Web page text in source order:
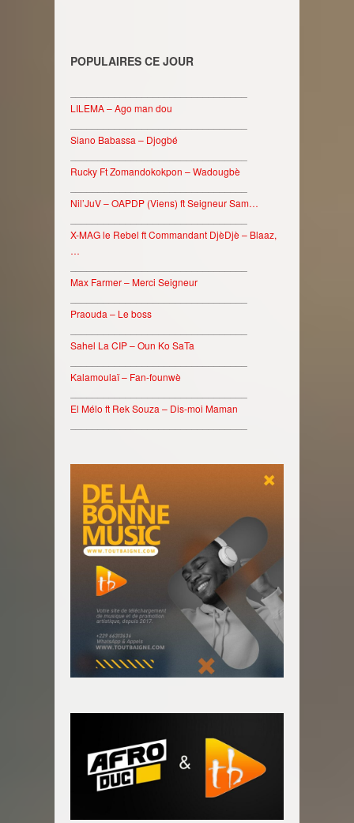
POPULAIRES CE JOUR
LILEMA – Ago man dou
Siano Babassa – Djogbé
Rucky Ft Zomandokokpon – Wadougbè
Nil’JuV – OAPDP (Viens) ft Seigneur Sam…
X-MAG le Rebel ft Commandant DjèDjè – Blaaz,
…
Max Farmer – Merci Seigneur
Praouda – Le boss
Sahel La CIP – Oun Ko SaTa
Kalamoulaï – Fan-founwè
El Mélo ft Rek Souza – Dis-moi Maman